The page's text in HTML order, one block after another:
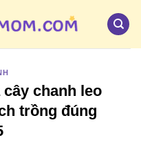
chanh leo
trồng đúng